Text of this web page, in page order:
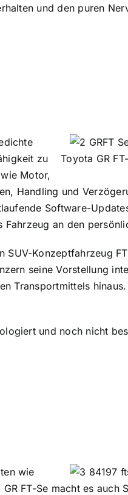
und den puren
Toyota GR
zu
Motor,
Handling und
Software-
an den
SUV-Konzeptfahrzeug
seine Vorstellung
Transportmittels
und noch nicht
wie
FT-Se macht es auch